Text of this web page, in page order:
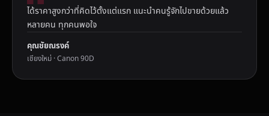
ได้ราคาสูงกว่าที่คิดไว้ตั้งแต่แรก แนะนำคนรู้จักไปขายด้วยแล้ว
หลายคน ทุกคนพอใจ
คุณชัยณรงค์
เชียงใหม่ · Canon 90D